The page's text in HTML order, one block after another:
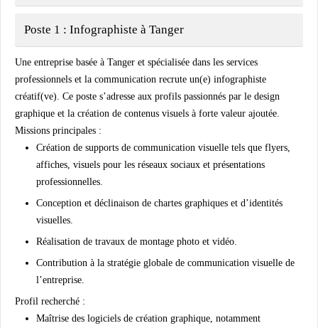
Poste 1 : Infographiste à Tanger
Une entreprise basée à Tanger et spécialisée dans les services
professionnels et la communication recrute un(e) infographiste
créatif(ve). Ce poste s’adresse aux profils passionnés par le design
graphique et la création de contenus visuels à forte valeur ajoutée.
Missions principales :
Création de supports de communication visuelle tels que flyers,
affiches, visuels pour les réseaux sociaux et présentations
professionnelles.
Conception et déclinaison de chartes graphiques et d’identités
visuelles.
Réalisation de travaux de montage photo et vidéo.
Contribution à la stratégie globale de communication visuelle de
l’entreprise.
Profil recherché :
Maîtrise des logiciels de création graphique, notamment